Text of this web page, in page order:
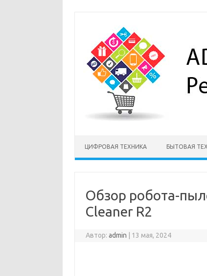
содержимому
ЦИФРОВАЯ ТЕХНИКА БЫТОВАЯ
Обзор робота-
Cleaner R2
Автор:admin 13 мая, 2024